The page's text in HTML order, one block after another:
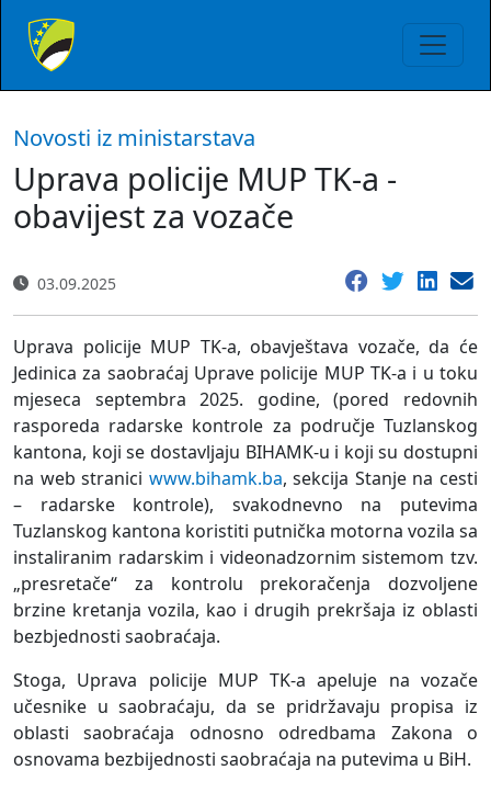
Novosti iz ministarstava
Uprava policije MUP TK-a -
obavijest za vozače
03.09.2025
Uprava policije MUP TK-a, obavještava vozače, da će
Jedinica za saobraćaj Uprave policije MUP TK-a i u toku
mjeseca septembra 2025. godine, (pored redovnih
rasporeda radarske kontrole za područje Tuzlanskog
kantona, koji se dostavljaju BIHAMK-u i koji su dostupni
na web stranici www.bihamk.ba, sekcija Stanje na cesti
– radarske kontrole), svakodnevno na putevima
Tuzlanskog kantona koristiti putnička motorna vozila sa
instaliranim radarskim i videonadzornim sistemom tzv.
„presretače“ za kontrolu prekoračenja dozvoljene
brzine kretanja vozila, kao i drugih prekršaja iz oblasti
bezbjednosti saobraćaja.
Stoga, Uprava policije MUP TK-a apeluje na vozače
učesnike u saobraćaju, da se pridržavaju propisa iz
oblasti saobraćaja odnosno odredbama Zakona o
osnovama bezbijednosti saobraćaja na putevima u BiH.